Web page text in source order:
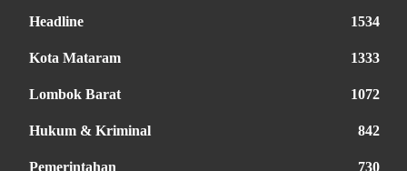
Headline 1534
Kota Mataram 1333
Lombok Barat 1072
Hukum & Kriminal 842
Pemerintahan 730